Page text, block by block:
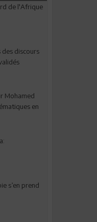
de l'Afrique
des discours
Mohamed
en
s’en prend